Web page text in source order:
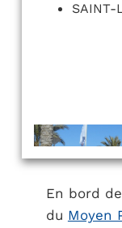
SAINT-
En bord
du Moyen